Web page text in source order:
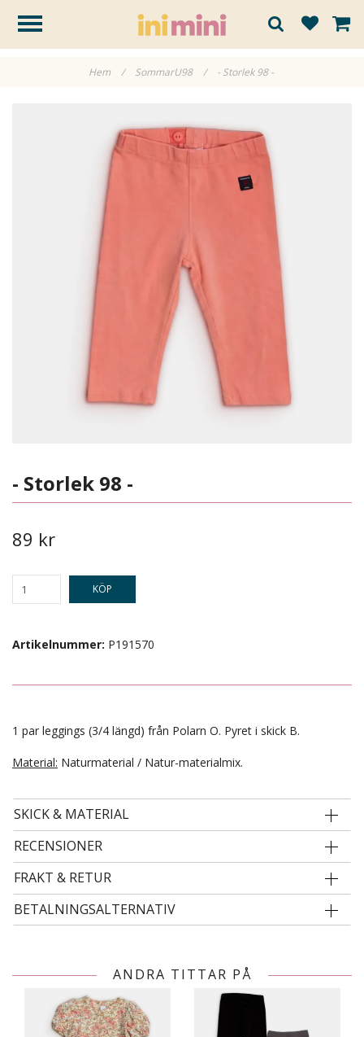
Hem / SommarU98 / - Storlek 98 -
- Storlek 98 -
89 kr
KÖP
Artikelnummer: P191570
1 par leggings (3/4 längd) från Polarn O. Pyret i skick B.
Material: Naturmaterial / Natur-materialmix.
SKICK & MATERIAL
RECENSIONER
FRAKT & RETUR
BETALNINGSALTERNATIV
ANDRA TITTAR PÅ